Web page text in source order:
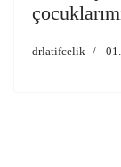
drlatifcelik